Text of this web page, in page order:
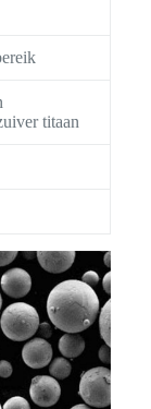
titaan